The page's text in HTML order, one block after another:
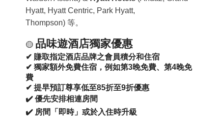
Hyatt, Hyatt Centric, Park Hyatt,
Thompson) 等。
🟡 品味遊酒店獨家優惠
✔ 賺取指定酒店品牌之會員積分和住宿
✔ 獨家額外免費住宿，例如第3晚免費、第4晚免
費
✔提早預訂尊享低至85折至9折優惠
✔️ 優先安排相連房間
✔️ 房間「即時」或於入住時升級